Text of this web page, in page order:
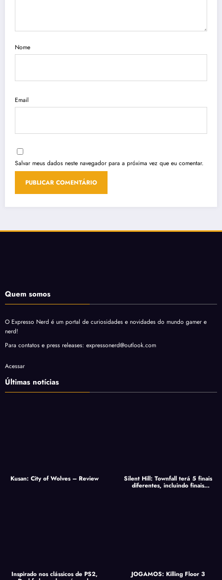
Nome
Email
Salvar meus dados neste navegador para a próxima vez que eu comentar.
Quem somos
O Expresso Nerd é um portal de curiosidades e novidades do mundo gamer e
nerd!
Para contatos e press releases: expressonerd@outlook.com
Acessar
Últimas notícias
Kusan: City of Wolves – Review Silent Hill: Townfall terá 5 finais
diferentes, incluindo finais
Inspirado nos clássicos de PS2, JOGAMOS: Killing Floor 3